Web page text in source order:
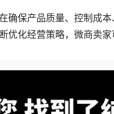
确保产品质量、控制成
优化经营策略，微商卖